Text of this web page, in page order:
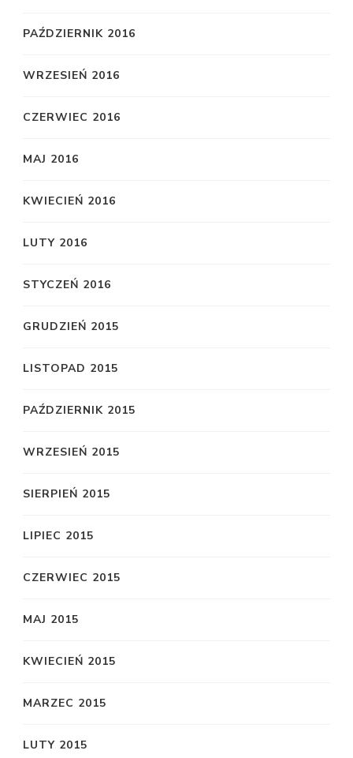
PAŹDZIERNIK 2016
WRZESIEŃ 2016
CZERWIEC 2016
MAJ 2016
KWIECIEŃ 2016
LUTY 2016
STYCZEŃ 2016
GRUDZIEŃ 2015
LISTOPAD 2015
PAŹDZIERNIK 2015
WRZESIEŃ 2015
SIERPIEŃ 2015
LIPIEC 2015
CZERWIEC 2015
MAJ 2015
KWIECIEŃ 2015
MARZEC 2015
LUTY 2015